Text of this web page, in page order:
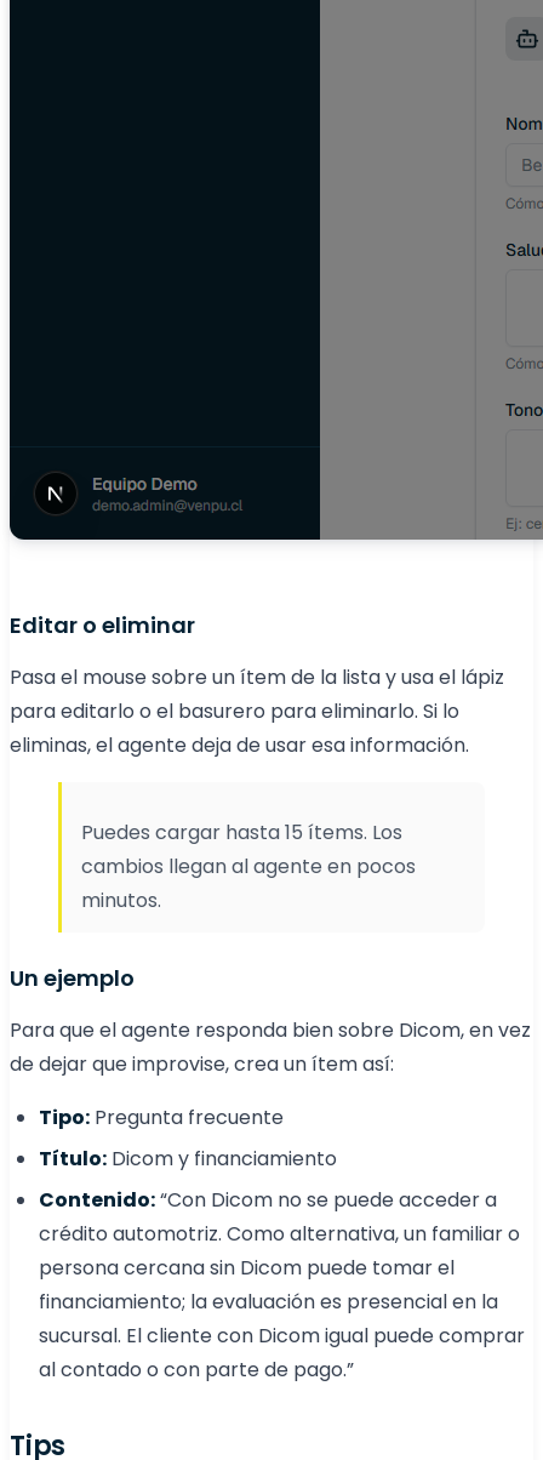
Editar o eliminar
Pasa el mouse sobre un ítem de la lista y usa el lápiz
para editarlo o el basurero para eliminarlo. Si lo
eliminas, el agente deja de usar esa información.
Puedes cargar hasta 15 ítems. Los
cambios llegan al agente en pocos
minutos.
Un ejemplo
Para que el agente responda bien sobre Dicom, en vez
de dejar que improvise, crea un ítem así:
Tipo: Pregunta frecuente
Título: Dicom y financiamiento
Contenido:“Con Dicom no se puede acceder a
crédito automotriz. Como alternativa, un familiar o
persona cercana sin Dicom puede tomar el
financiamiento; la evaluación es presencial en la
sucursal. El cliente con Dicom igual puede comprar
al contado o con parte de pago.”
Tips